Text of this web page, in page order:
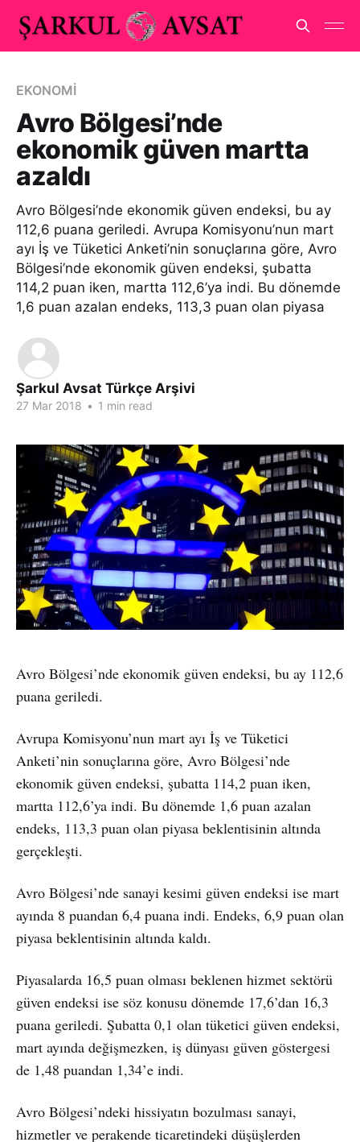
EKONOMİ
Avro Bölgesi’nde
ekonomik güven martta
azaldı
Avro Bölgesi’nde ekonomik güven endeksi, bu ay
112,6 puana geriledi. Avrupa Komisyonu’nun mart
ayı İş ve Tüketici Anketi’nin sonuçlarına göre, Avro
Bölgesi’nde ekonomik güven endeksi, şubatta
114,2 puan iken, martta 112,6’ya indi. Bu dönemde
1,6 puan azalan endeks, 113,3 puan olan piyasa
Şarkul Avsat Türkçe Arşivi
27 Mar 2018 • 1 min read
Avro Bölgesi’nde ekonomik güven endeksi, bu ay 112,6
puana geriledi.
Avrupa Komisyonu’nun mart ayı İş ve Tüketici
Anketi’nin sonuçlarına göre, Avro Bölgesi’nde
ekonomik güven endeksi, şubatta 114,2 puan iken,
martta 112,6’ya indi. Bu dönemde 1,6 puan azalan
endeks, 113,3 puan olan piyasa beklentisinin altında
gerçekleşti.
Avro Bölgesi’nde sanayi kesimi güven endeksi ise mart
ayında 8 puandan 6,4 puana indi. Endeks, 6,9 puan olan
piyasa beklentisinin altında kaldı.
Piyasalarda 16,5 puan olması beklenen hizmet sektörü
güven endeksi ise söz konusu dönemde 17,6’dan 16,3
puana geriledi. Şubatta 0,1 olan tüketici güven endeksi,
mart ayında değişmezken, iş dünyası güven göstergesi
de 1,48 puandan 1,34’e indi.
Avro Bölgesi’ndeki hissiyatın bozulması sanayi,
hizmetler ve perakende ticaretindeki düşüşlerden